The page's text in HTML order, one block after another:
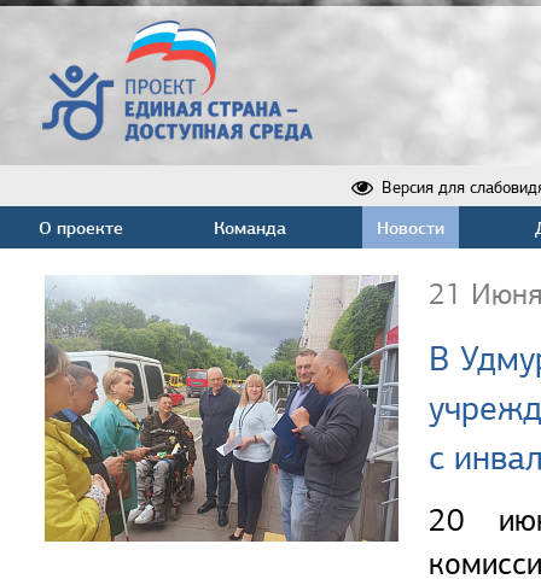
Версия для
О проекте Команда Новости
21
В
с
20